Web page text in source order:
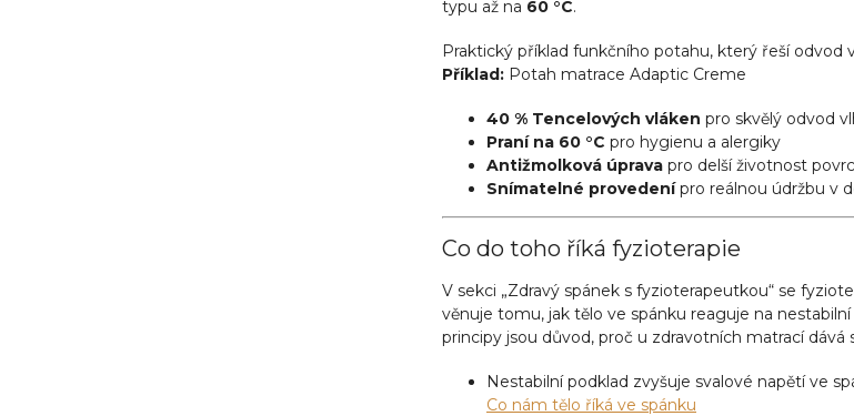
typu až na 60 °C.
Praktický příklad funkčního potahu, který řeší odvod
Příklad: Potah matrace Adaptic Creme
40 % Tencelových vláken pro skvělý odvod
Praní na 60 °C pro hygienu a alergiky
Antižmolková úprava pro delší životnost
Snímatelné provedenípro reálnou údržbu v
Co do toho říká fyzioterapie
V sekci „Zdravý spánek s fyzioterapeutkou“ se
věnuje tomu, jak tělo ve spánku reaguje na
principy jsou důvod, proč u zdravotních matrací
Nestabilní podklad zvyšuje svalové napětí ve
Co nám tělo říká ve spánku